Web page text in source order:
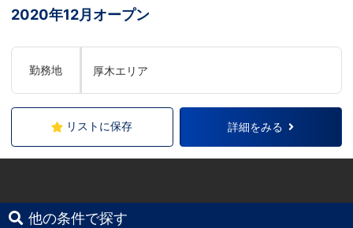
2020年12月オープン
勤務地 厚木エリア
リストに保存 詳細をみる
他の条件で探す